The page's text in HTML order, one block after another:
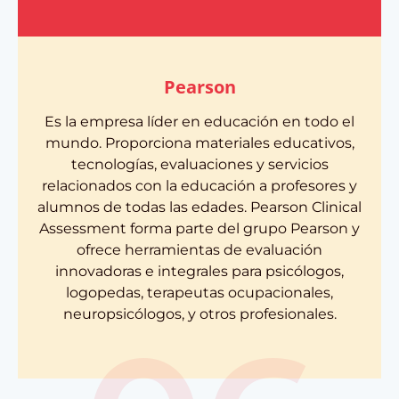
Pearson
Es la empresa líder en educación en todo el
mundo. Proporciona materiales educativos,
tecnologías, evaluaciones y servicios
relacionados con la educación a profesores y
alumnos de todas las edades. Pearson Clinical
Assessment forma parte del grupo Pearson y
ofrece herramientas de evaluación
innovadoras e integrales para psicólogos,
logopedas, terapeutas ocupacionales,
neuropsicólogos, y otros profesionales.